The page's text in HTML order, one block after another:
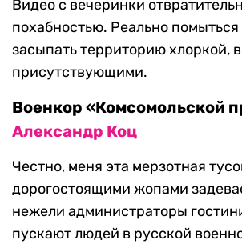
Видео с вечеринки
похабностью. Реально помыться
засыпать территорию хлоркой,
присутствующими.
Военкор «Комсомольской
Александр Коц
Честно, меня эта мерзотная
дорогостоящими жопами
нежели администраторы
пускают людей в русской